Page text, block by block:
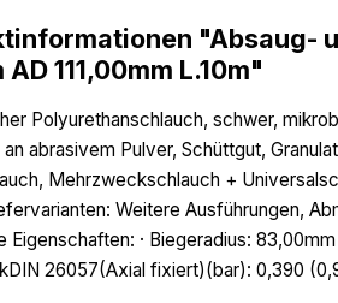
"Absaug-
AD 111,00mm L.10m"
Polyurethanschlauch, schwer,
abrasivem Pulver, Schüttgut,
Mehrzweckschlauch +
Weitere Ausführungen,
Eigenschaften: · Biegeradius:
26057(Axial fixiert)(bar): 0,390